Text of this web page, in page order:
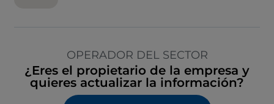
OPERADOR DEL SECTOR
¿Eres el propietario de la empresa y
quieres actualizar la información?